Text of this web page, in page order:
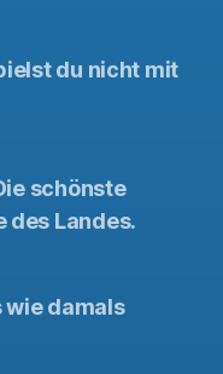
du nicht mit
schönste
Landes.
wie damals